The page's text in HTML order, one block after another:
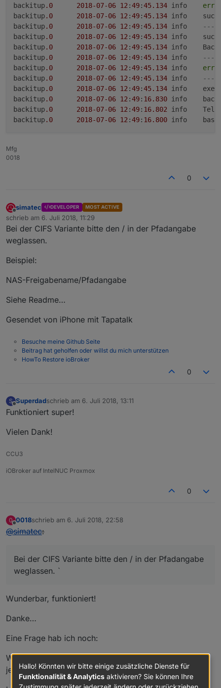
backitup.0 2018-07-06 12 :49:45.134
backitup.0 2018-07-06 12 :49:45.134
info
backitup.0 2018-07-06 12 :49:45.134
---
backitup.0 2018-07-06 12 :49:45.134
info
backitup.0 2018-07-06 12 :49:45.134
backitup.0 2018-07-06 12 :49:45.134
---
backitup.0 2018-07-06 12 :49:45.134
backitup.0 2018-07-06 12 :49:45.134
---
backitup.0 2018-07-06 12 :49:45.134
info
backitup.0 2018-07-06 12 :49: 16.830
info
backitup.0 2018-07-06 12 :49: 16.802
backitup.0 2018-07-06 12 :49: 16.800
Mfg
0018
0
Offline
simatec DEVELOPER MOST ACTIVE
schrieb am 6. Juli 2018, 11:29
zuletzt editiert von
Bei der CIFS Variante bitte den / in der Pfadangabe
weglassen.
Beispiel:
NAS-Freigabename/Pfadangabe
Siehe Readme…
Gesendet von iPhone mit Tapatalk
Besuche meine Github Seite
Beitrag hat geholfen oder willst du mich unterstützen
HowTo Restore ioBroker
0
S
Offline
Superdadschrieb am 6. Juli 2018, 13:11
zuletzt editiert von
Funktioniert super!
Vielen Dank!
CCU3
iOBroker auf IntelNUC Proxmox
0
0
Offline
0018schrieb am 6. Juli 2018, 22:58
zuletzt editiert von
@simatec:
Bei der CIFS Variante bitte den / in der Pfadangabe
weglassen. `
Wunderbar, funktioniert!
Danke…
Eine Frage hab ich noch:
Was bedeutet die Auswahl "Löschen nach x Tagen" bei
jeder Variante genau?
Hallo! Könnten wir bitte einige zusätzliche Dienste für
Funktionalität & Analytics aktivieren? Sie können Ihre